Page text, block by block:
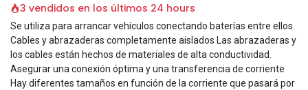
3 vendidos en los últimos 24 hours
Se utiliza para arrancar vehículos conectando baterías entre ellos.
Cables y abrazaderas completamente aislados Las abrazaderas y
los cables están hechos de materiales de alta conductividad.
Asegurar una conexión óptima y una transferencia de corriente
Hay diferentes tamaños en función de la corriente que pasará por